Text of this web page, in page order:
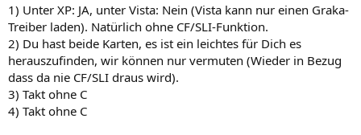
1) Unter XP: JA, unter Vista: Nein (Vista kann nur einen Graka-
Treiber laden). Natürlich ohne CF/SLI-Funktion.
2) Du hast beide Karten, es ist ein leichtes für Dich es
herauszufinden, wir können nur vermuten (Wieder in Bezug
dass da nie CF/SLI draus wird).
3) Takt ohne C
4) Takt ohne C